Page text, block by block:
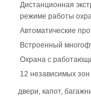
Дистанционная
режиме работы
Автоматические
Встроенный
Охрана с
12 независимых
двери, капот,